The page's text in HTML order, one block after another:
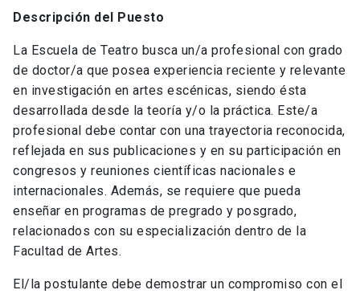
Descripción del Puesto
La Escuela de Teatro busca un/a profesional con grado
de doctor/a que posea experiencia reciente y relevante
en investigación en artes escénicas, siendo ésta
desarrollada desde la teoría y/o la práctica. Este/a
profesional debe contar con una trayectoria reconocida,
reflejada en sus publicaciones y en su participación en
congresos y reuniones científicas nacionales e
internacionales. Además, se requiere que pueda
enseñar en programas de pregrado y posgrado,
relacionados con su especialización dentro de la
Facultad de Artes.
El/la postulante debe demostrar un compromiso con el